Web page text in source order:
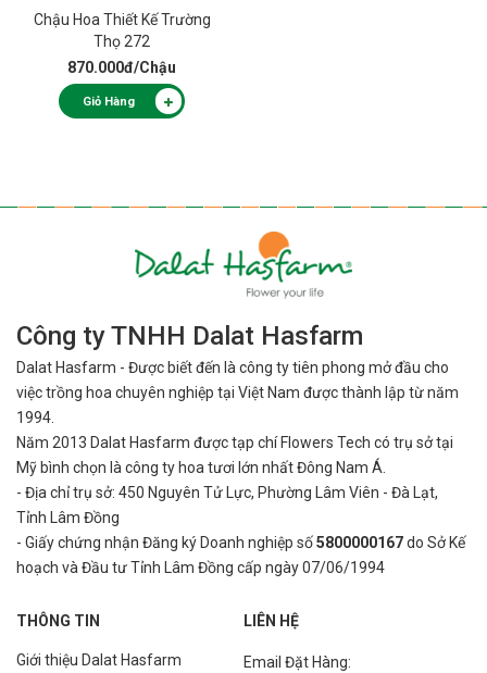
Chậu Hoa Thiết Kế Trường
Thọ 272
870.000đ/Chậu
Giỏ Hàng
Công ty TNHH Dalat Hasfarm
Dalat Hasfarm - Được biết đến là công ty tiên phong mở đầu cho
việctrồng hoa chuyên nghiệp tại Việt Nam được thành lập từ năm
1994.
Năm 2013 Dalat Hasfarm được tạp chí Flowers Tech có trụ sở tại
Mỹ bình chọn là công ty hoa tươi lớn nhất Đông Nam Á.
- Địa chỉ trụ sở: 450 Nguyên Tử Lực, Phường Lâm Viên - Đà Lạt,
Tỉnh Lâm Đồng
- Giấy chứng nhận Đăng ký Doanh nghiệp số5800000167do Sở Kế
hoạch và Đầu tư Tỉnh Lâm Đồng cấp ngày 07/06/1994
THÔNG TIN
Giới thiệu Dalat Hasfarm
LIÊN HỆ
Email Đặt Hàng: